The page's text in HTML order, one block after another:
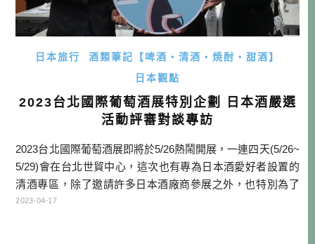
日本旅行
酒類筆記【啤酒・清酒・焼酎・甜酒】
日本觀點
2023台北國際葡萄酒展特別企劃 日本酒嚴選
活動評審對談專訪
2023台北國際葡萄酒展即將於5/26熱鬧開展，一連四天(5/26~
5/29)會在台北世貿中心，這次也有專為日本酒愛好者設置的
清酒專區，除了邀請許多日本酒廠商參展之外，也特別為了
這次展會，舉辦了日本酒嚴選活動。 顧名思義就是請到業界
2023-04-17